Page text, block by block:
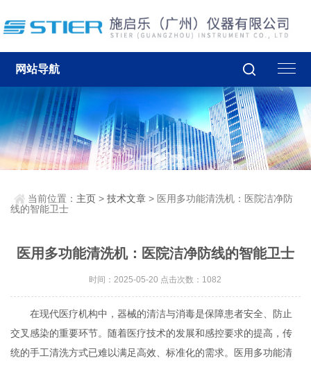
网站导航
当前位置： 主页 >技术文章 > 医用多功能清洗机：医院洁净防
线的智能卫士
医用多功能清洗机：医院洁净防线的智能卫士
时间：2025-05-20 点击次数：1082
在现代医疗机构中，器械的清洁与消毒是保障患者安全、防止
交叉感染的重要环节。随着医疗技术的发展和感控要求的提高，传
统的手工清洗方式已难以满足高效、标准化的需求。医用多功能清